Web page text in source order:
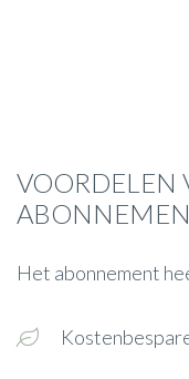
VOORDELEN
Het abonnement